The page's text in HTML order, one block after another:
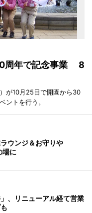
周年で記念事業 8
が10月25日で開園から30
ントを行う。
ウンジ＆お守りや
に
、リニューアル経て営業